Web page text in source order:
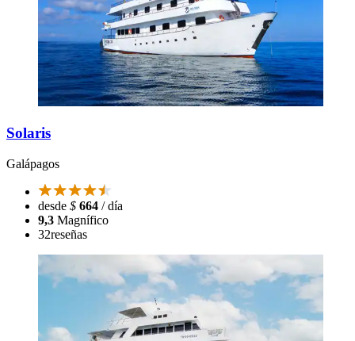
Solaris
Galápagos
desde $ 664 / día
9,3 Magnífico
32reseñas